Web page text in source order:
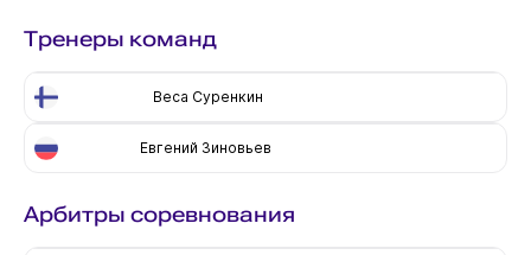
Тренеры команд
Веса Суренкин
Евгений Зиновьев
Арбитры соревнования